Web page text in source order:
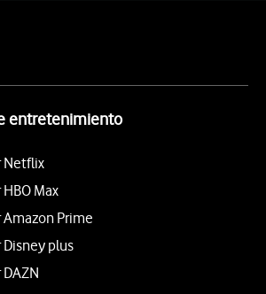
entretenimiento
Netflix
Max
Prime
plus